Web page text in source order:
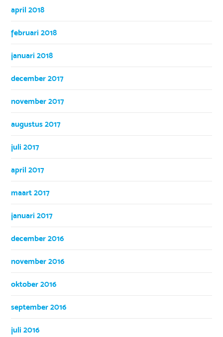
april 2018
februari 2018
januari 2018
december 2017
november 2017
augustus 2017
juli 2017
april 2017
maart 2017
januari 2017
december 2016
november 2016
oktober 2016
september 2016
juli 2016